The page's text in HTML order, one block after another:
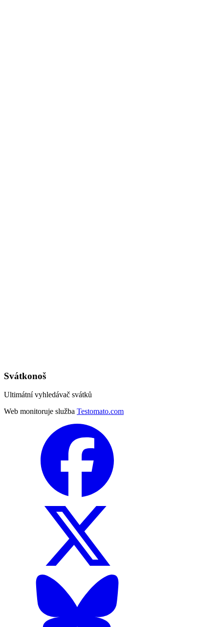
Svátkonoš
Ultimátní vyhledávač svátků
Web monitoruje služba Testomato.com